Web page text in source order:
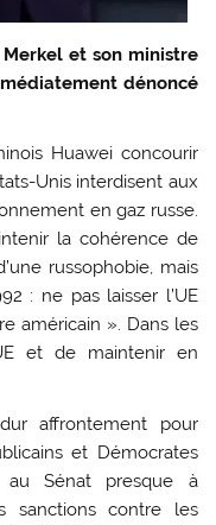
et son ministre
dénoncé
Huawei concourir
Unis interdisent aux
en gaz russe.
la cohérence de
russophobie, mais
: ne pas laisser l’UE
américain ». Dans les
et de maintenir en
affrontement pour
et Démocrates
Sénat presque à
sanctions contre les